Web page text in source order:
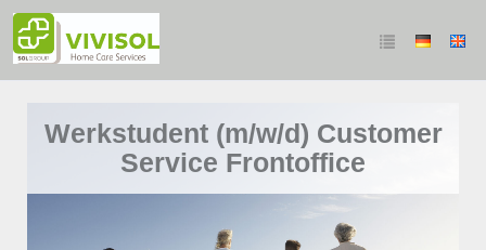
Werkstudent (m/w/d) Customer
Service Frontoffice